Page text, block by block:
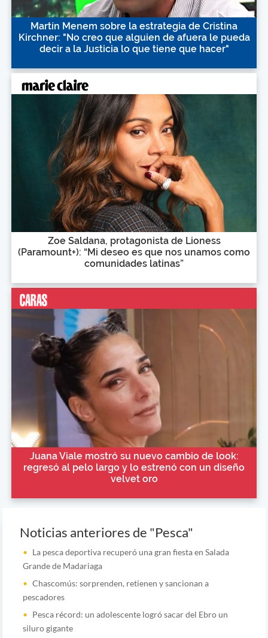
Martín Menem sobre la estrategia de Cristina
Kirchner: "No creo que alguien de afuera le pueda
decir a la Justicia lo que tiene que hacer"
Zoe Saldana, protagonista de Lioness
(Paramount+): “Mi deseo es que nos unamos como
comunidades latinas”
Juana Viale mostró su nuevo cambio de look:
regresó al pelo largo y lo estrenó con un diseño
velvet oro
Noticias anteriores de "Pesca"
La pesca deportiva recuperó una gran fiesta en Salada
Grande de Madariaga
Chascomús: sorprenden, retienen y sancionan a
pescadores
Pesca récord: un adolescente logró sacar del Ebro un
siluro gigante